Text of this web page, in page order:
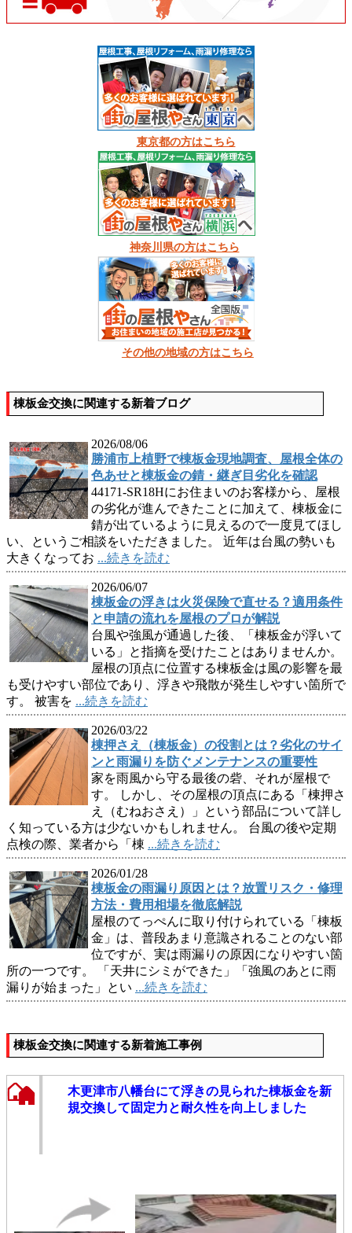
東京都の方はこちら
神奈川県の方はこちら
その他の地域の方はこちら
棟板金交換に関連する新着ブログ
2026/08/06
勝浦市上植野で棟板金現地調査、屋根全体の
色あせと棟板金の錆・継ぎ目劣化を確認
44171-SR18Hにお住まいのお客様から、屋根
の劣化が進んできたことに加えて、棟板金に
錆が出ているように見えるので一度見てほし
い、というご相談をいただきました。 近年は台風の勢いも
大きくなってお ...続きを読む
2026/06/07
棟板金の浮きは火災保険で直せる？適用条件
と申請の流れを屋根のプロが解説
台風や強風が通過した後、「棟板金が浮いて
いる」と指摘を受けたことはありませんか。
屋根の頂点に位置する棟板金は風の影響を最
も受けやすい部位であり、浮きや飛散が発生しやすい箇所で
す。 被害を ...続きを読む
2026/03/22
棟押さえ（棟板金）の役割とは？劣化のサイ
ンと雨漏りを防ぐメンテナンスの重要性
家を雨風から守る最後の砦、それが屋根で
す。 しかし、その屋根の頂点にある「棟押さ
え（むねおさえ）」という部品について詳し
く知っている方は少ないかもしれません。 台風の後や定期
点検の際、業者から「棟 ...続きを読む
2026/01/28
棟板金の雨漏り原因とは？放置リスク・修理
方法・費用相場を徹底解説
屋根のてっぺんに取り付けられている「棟板
金」は、普段あまり意識されることのない部
位ですが、実は雨漏りの原因になりやすい箇
所の一つです。 「天井にシミができた」「強風のあとに雨
漏りが始まった」とい ...続きを読む
棟板金交換に関連する新着施工事例
木更津市八幡台にて浮きの見られた棟板金を新
規交換して固定力と耐久性を向上しました